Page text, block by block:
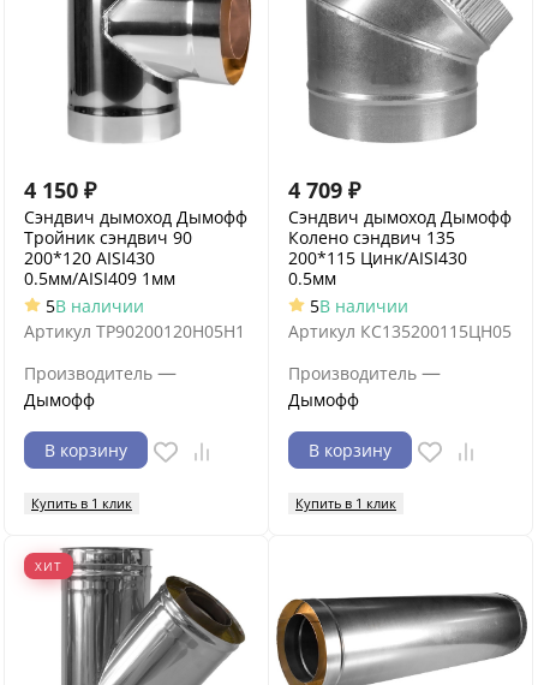
4 150 ₽
Сэндвич дымоход Дымофф
Тройник сэндвич 90
200*120 AISI430
0.5мм/AISI409 1мм
5В наличии
Артикул ТР90200120Н05Н1
Производитель —
Дымофф
В корзину
Купить в 1 клик
4 709 ₽
Сэндвич дымоход Дымофф
Колено сэндвич 135
200*115 Цинк/AISI430
0.5мм
5В наличии
Артикул КС135200115ЦН05
Производитель —
Дымофф
В корзину
Купить в 1 клик
ХИТ